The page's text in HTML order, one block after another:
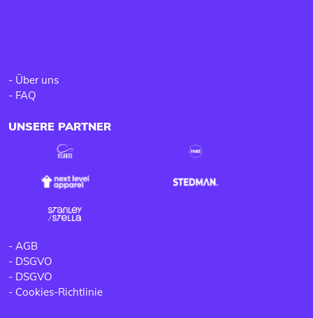
- Über uns
- FAQ
UNSERE PARTNER
- AGB
- DSGVO
- DSGVO
- Cookies-Richtlinie